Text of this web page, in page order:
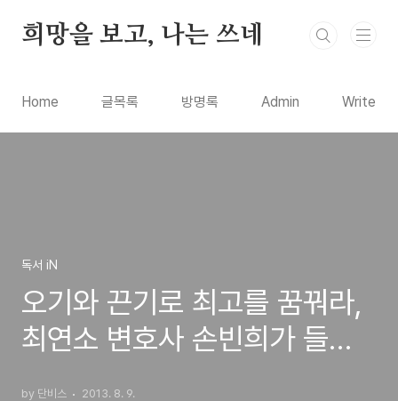
희망을 보고, 나는 쓰네
Home 글목록 방명록 Admin Write
독서 iN
오기와 끈기로 최고를 꿈꿔라,
최연소 변호사 손빈희가 들려
by 단비스 2013. 8. 9.